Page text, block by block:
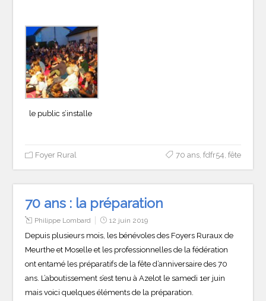
le public s’installe
Foyer Rural 70 ans, fdfr54 fête
70 ans : la préparation
Philippe Lombard 12 juin 2019
Depuis plusieurs mois, les bénévoles des Foyers Ruraux de
Meurthe et Moselle et les professionnelles de la fédération
ont entamé les préparatifs de la fête d’anniversaire des 70
ans. L’aboutissement s’est tenu à Azelot le samedi 1er juin
mais voici quelques éléments de la préparation.